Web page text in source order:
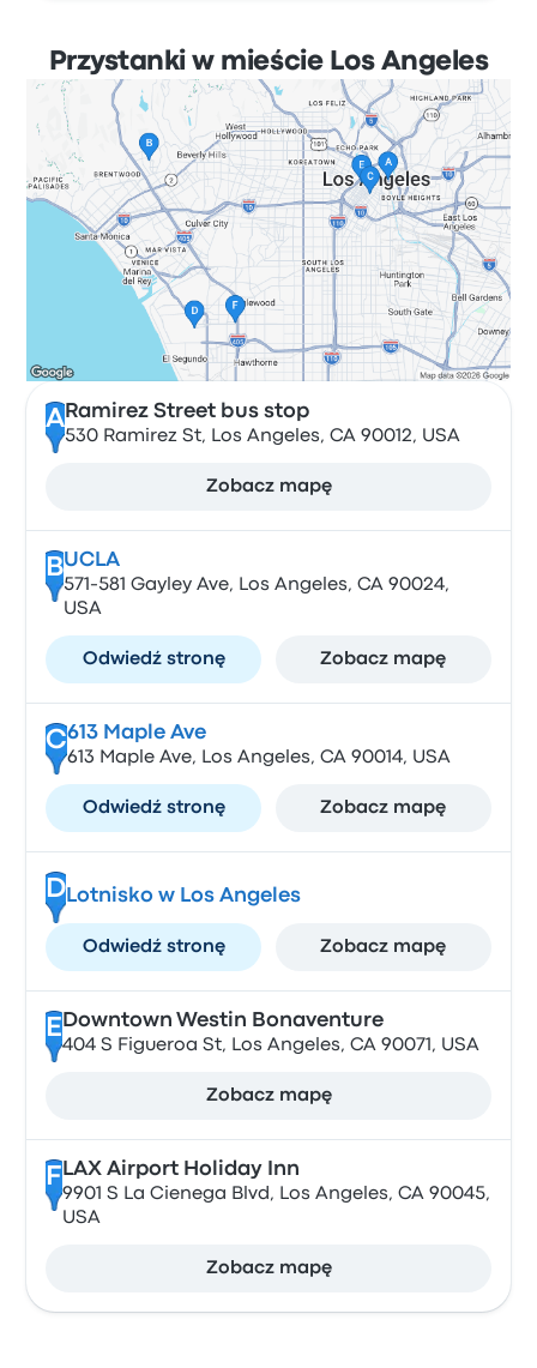
Przystanki w mieście Los Angeles
A Ramirez Street bus stop
530 Ramirez St, Los Angeles, CA 90012, USA
Zobacz mapę
BUCLA
571-581 Gayley Ave, Los Angeles, CA 90024,
USA
Odwiedź stronę Zobacz mapę
C613 Maple Ave
613 Maple Ave, Los Angeles, CA 90014, USA
Odwiedź stronę Zobacz mapę
DLotnisko w Los Angeles
Odwiedź stronę Zobacz mapę
E Downtown Westin Bonaventure
404 S Figueroa St, Los Angeles, CA 90071, USA
Zobacz mapę
F LAX Airport Holiday Inn
9901 S La Cienega Blvd, Los Angeles, CA 90045,
USA
Zobacz mapę